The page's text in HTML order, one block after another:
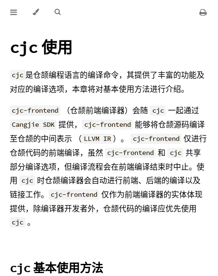
cjc 使用
cjc 是仓颉编程语言的编译命令，其提供了丰富的功能及
对应的编译选项，本章将对基本使用方法进行介绍。
cjc-frontend （仓颉前端编译器）会随 cjc 一起通过
Cangjie SDK 提供， cjc-frontend 能够将仓颉源码编译
至仓颉的中间表示 （ LLVM IR ）。 cjc-frontend 仅进行
仓颉代码的前端编译，虽然 cjc-frontend 和 cjc 共享
部分编译选项，但编译流程会在前端编译结束时中止。使
用 cjc 时仓颉编译器会自动进行前端、后端的编译以及
链接工作。
cjc-frontend 仅作为前端编译器的实体体现
提供，除编译器开发者外，仓颉代码的编译应优先使用
cjc 。
cjc基本使用方法